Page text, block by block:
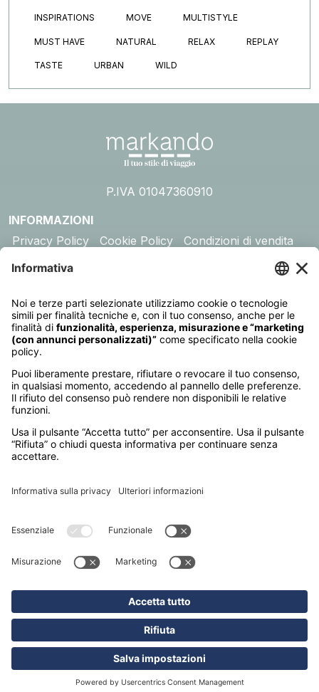
INSPIRATIONS MOVE MULTISTYLE
MUST HAVE NATURAL RELAX REPLAY
TASTE URBAN WILD
P.IVA 01047360910
INFORMAZIONI
Privacy Policy
Cookie Policy Condizioni di vendita
Assicurazione
DESTINAZIONI
Australia
Cambogia Canada Egitto Emirati Arabi
Madagascar Maldive Malesia e Singapore
Mauritius Messico Namibia Oman
Polinesia Francese
Sudafrica Tanzania Thailandia Vietnam
SEDI
(sede operativa)
© markando.it 2026 All rights reserved - Hotelturist
S.p.A.